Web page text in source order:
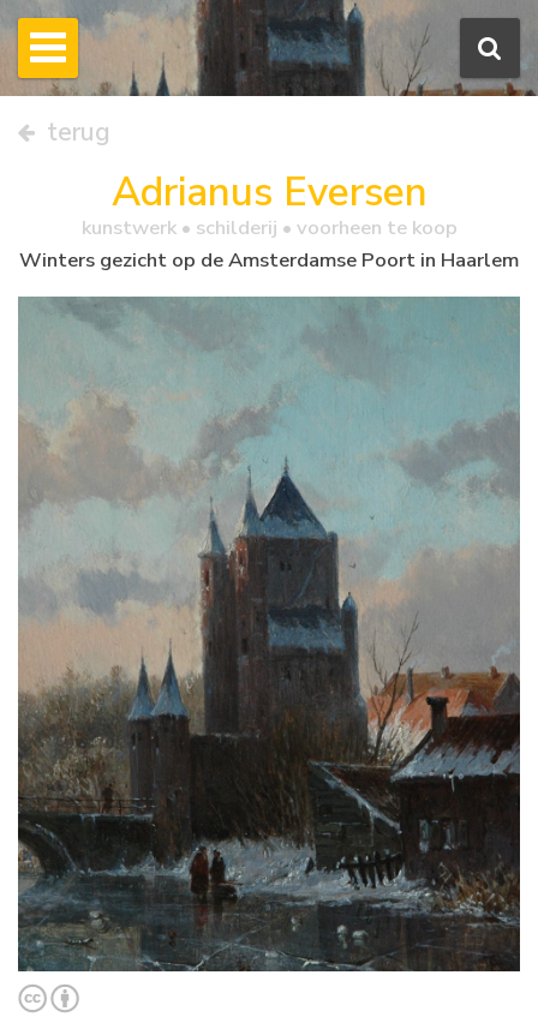
terug
Adrianus Eversen
kunstwerk • schilderij • voorheen te koop
Winters gezicht op de Amsterdamse Poort in Haarlem